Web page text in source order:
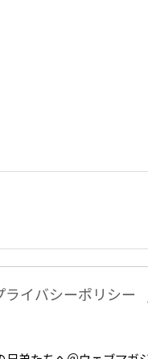
ライバシーポリシー